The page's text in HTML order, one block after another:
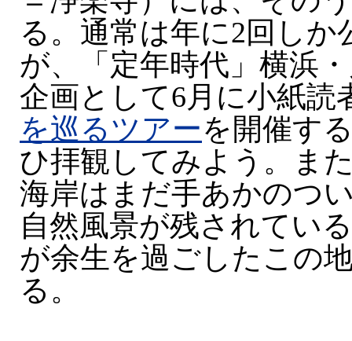
る。通常は年に2回しか
が、「定年時代」横浜
企画として6月に小紙読
を巡るツアーを開催す
ひ拝観してみよう。ま
海岸はまだ手あかのつ
自然風景が残されてい
が余生を過ごしたこの
る。